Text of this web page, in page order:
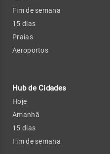
Fim de semana
15 dias
Praias
Aeroportos
Hub de Cidades
Hoje
Amanhã
15 dias
Fim de semana